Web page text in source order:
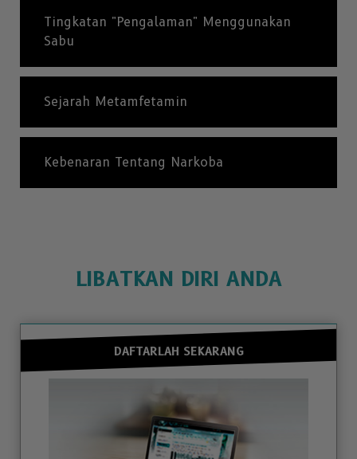
Tingkatan "Pengalaman" Menggunakan
Sabu
Sejarah Metamfetamin
Kebenaran Tentang Narkoba
LIBATKAN DIRI ANDA
DAFTARLAH SEKARANG